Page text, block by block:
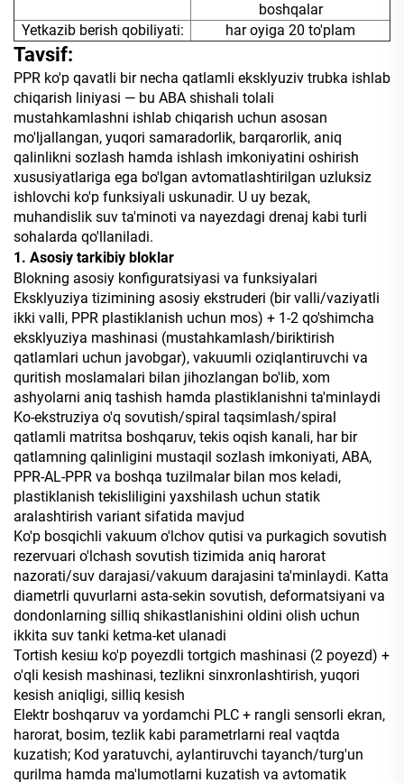
boshqalar
Yetkazib berish qobiliyati:
har oyiga 20 to'plam
Tavsif:
PPR ko'p qavatli bir necha qatlamli eksklyuziv trubka ishlab
chiqarish liniyasi — bu ABA shishali tolali
mustahkamlashni ishlab chiqarish uchun asosan
mo'ljallangan, yuqori samaradorlik, barqarorlik, aniq
qalinlikni sozlash hamda ishlash imkoniyatini oshirish
xususiyatlariga ega bo'lgan avtomatlashtirilgan uzluksiz
ishlovchi ko'p funksiyali uskunadir. U uy bezak,
muhandislik suv ta'minoti va nayezdagi drenaj kabi turli
sohalarda qo'llaniladi.
1. Asosiy tarkibiy bloklar
Blokning asosiy konfiguratsiyasi va funksiyalari
Eksklyuziya tizimining asosiy ekstruderi (bir valli/vaziyatli
ikki valli, PPR plastiklanish uchun mos) + 1-2 qo'shimcha
eksklyuziya mashinasi (mustahkamlash/biriktirish
qatlamlari uchun javobgar), vakuumli oziqlantiruvchi va
quritish moslamalari bilan jihozlangan bo'lib, xom
ashyolarni aniq tashish hamda plastiklanishni ta'minlaydi
Ko-ekstruziya o'q sovutish/spiral taqsimlash/spiral
qatlamli matritsa boshqaruv, tekis oqish kanali, har bir
qatlamning qalinligini mustaqil sozlash imkoniyati, ABA,
PPR-AL-PPR va boshqa tuzilmalar bilan mos keladi,
plastiklanish tekisliligini yaxshilash uchun statik
aralashtirish variant sifatida mavjud
Ko'p bosqichli vakuum o'lchov qutisi va purkagich sovutish
rezervuari o'lchash sovutish tizimida aniq harorat
nazorati/suv darajasi/vakuum darajasini ta'minlaydi. Katta
diametrli quvurlarni asta-sekin sovutish, deformatsiyani va
dondonlarning silliq shikastlanishini oldini olish uchun
ikkita suv tanki ketma-ket ulanadi
Tortish kesiш ko'p poyezdli tortgich mashinasi (2 poyezd) +
o'qli kesish mashinasi, tezlikni sinxronlashtirish, yuqori
kesish aniqligi, silliq kesish
Elektr boshqaruv va yordamchi PLC + rangli sensorli ekran,
harorat, bosim, tezlik kabi parametrlarni real vaqtda
kuzatish; Kod yaratuvchi, aylantiruvchi tayanch/turg'un
qurilma hamda ma'lumotlarni kuzatish va avtomatik